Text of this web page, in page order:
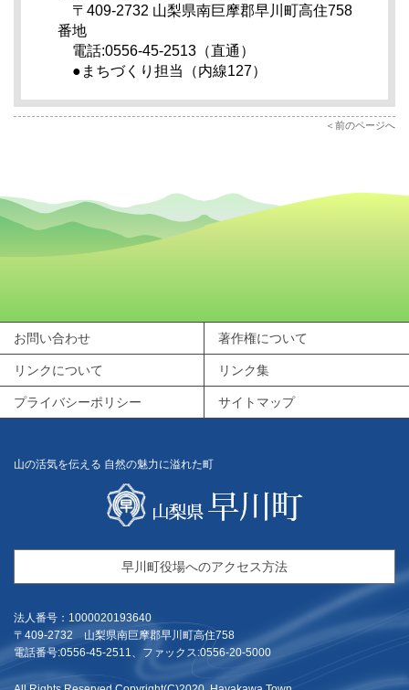
〒409-2732 山梨県南巨摩郡早川町高住758
番地
電話:0556-45-2513（直通）
●まちづくり担当（内線127）
前のページへ
お問い合わせ 著作権について
リンクについて リンク集
プライバシーポリシー サイトマップ
山の活気を伝える 自然の魅力に溢れた町
早川町役場へのアクセス方法
法人番号：1000020193640
〒409-2732 山梨県南巨摩郡早川町高住758
電話番号:0556-45-2511、ファックス:0556-20-5000